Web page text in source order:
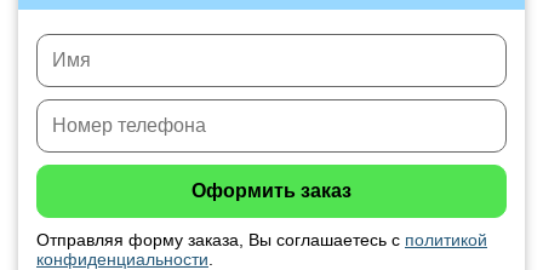
Отправляя форму заказа, Вы соглашаетесь с политикой
конфиденциальности